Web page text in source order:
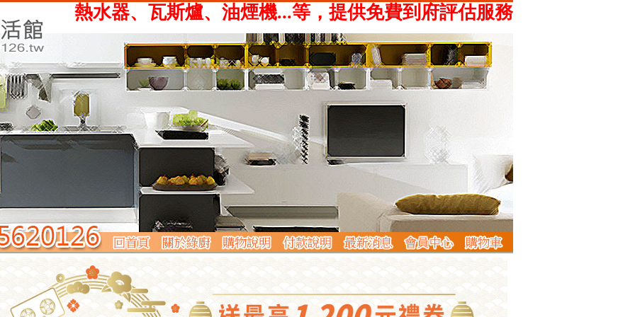
瓦斯爐、油煙機...等，提供免費到府評估服務